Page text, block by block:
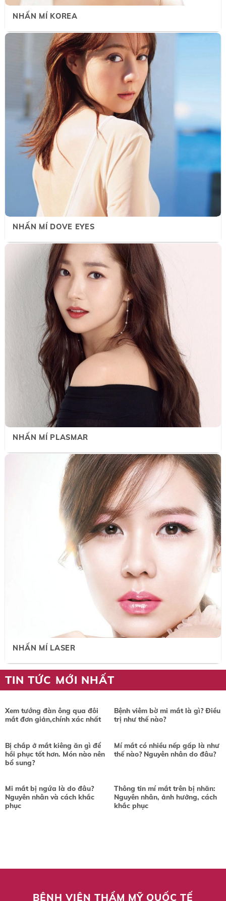
NHẤN MÍ KOREA
NHẤN MÍ DOVE EYES
NHẤN MÍ PLASMAR
NHẤN MÍ LASER
TIN TỨC MỚI NHẤT
Xem tướng đàn ông qua đôi
mắt đơn giản,chính xác nhất
Bệnh viêm bờ mi mắt là gì? Điều
trị như thế nào?
Bị chắp ở mắt kiêng ăn gì để
hồi phục tốt hơn. Món nào nên
bổ sung?
Mí mắt có nhiều nếp gấp là như
thế nào? Nguyên nhân do đâu?
Mi mắt bị ngứa là do đâu?
Nguyên nhân và cách khắc
phục
Thông tin mí mắt trên bị nhăn:
Nguyên nhân, ảnh hưởng, cách
khắc phục
BỆNH VIỆN THẨM MỸ QUỐC TẾ